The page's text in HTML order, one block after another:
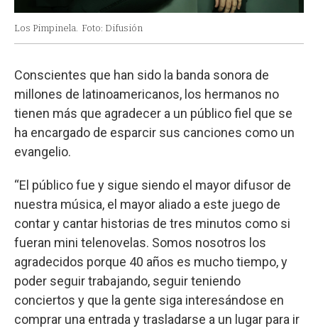
Los Pimpinela. Foto: Difusión
Conscientes que han sido la banda sonora de
millones de latinoamericanos, los hermanos no
tienen más que agradecer a un público fiel que se
ha encargado de esparcir sus canciones como un
evangelio.
“El público fue y sigue siendo el mayor difusor de
nuestra música, el mayor aliado a este juego de
contar y cantar historias de tres minutos como si
fueran mini telenovelas. Somos nosotros los
agradecidos porque 40 años es mucho tiempo, y
poder seguir trabajando, seguir teniendo
conciertos y que la gente siga interesándose en
comprar una entrada y trasladarse a un lugar para ir